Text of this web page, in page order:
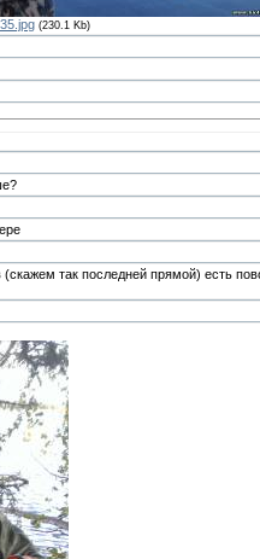
(230.1 Kb)
(скажем так последней прямой) есть